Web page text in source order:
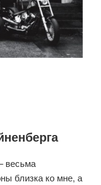
весьма
близка ко мне, а